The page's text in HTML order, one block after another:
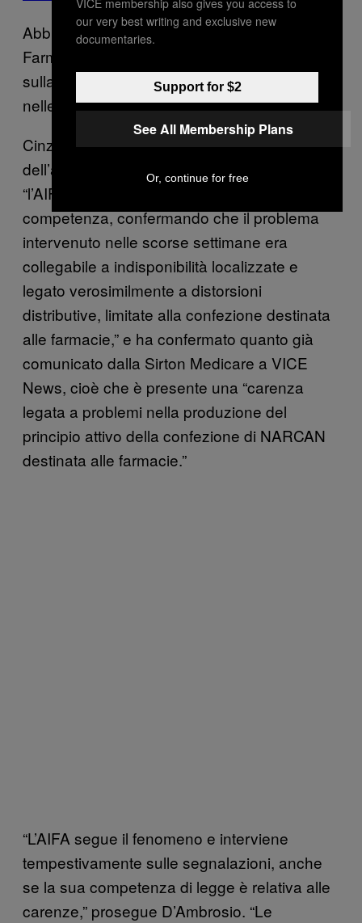
Abbiamo contattato l’Agenzia Italiana del
Farmaco (AIFA) per chiedergli un commento
sulla situazione riscontrata da VICE News
nelle farmacie milanesi.
Cinzia D’Ambrosio, addetta stampa
dell’agenzia, ha commentato via email che
“l’AIFA ha effettuato le verifiche di
competenza, confermando che il problema
intervenuto nelle scorse settimane era
collegabile a indisponibilità localizzate e
legato verosimilmente a distorsioni
distributive, limitate alla confezione destinata
alle farmacie,” e ha confermato quanto già
comunicato dalla Sirton Medicare a VICE
News, cioè che è presente una “carenza
legata a problemi nella produzione del
principio attivo della confezione di NARCAN
destinata alle farmacie.”
“L’AIFA segue il fenomeno e interviene
tempestivamente sulle segnalazioni, anche
se la sua competenza di legge è relativa alle
carenze,” prosegue D’Ambrosio. “Le
our very best writing and exclusive new
documentaries.
Support for $2
See All Membership Plans
Or, continue for free